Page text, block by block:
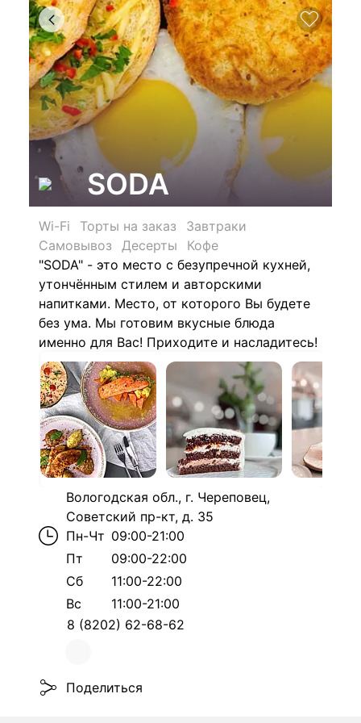
SODA
Wi-Fi Торты на заказ
Завтраки
Самовывоз
Десерты
Кофе
"SODA" - это место с безупречной кухней,
утончённым стилем и авторскими
напитками. Место, от которого Вы будете
без ума. Мы готовим вкусные блюда
именно для Вас! Приходите и насладитесь!
Вологодская обл., г. Череповец,
Советский пр-кт, д. 35
Пн-Чт 09:00-21:00
Пт
09:00-22:00
Сб
11:00-22:00
Вс
11:00-21:00
8 (8202) 62-68-62
Поделиться